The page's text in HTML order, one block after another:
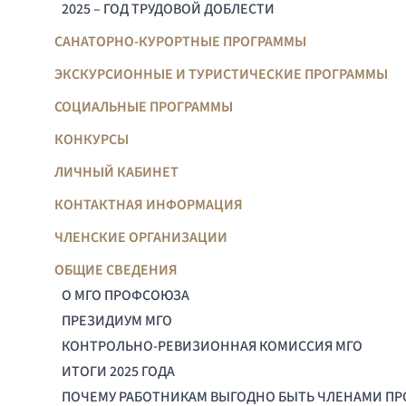
2025 – ГОД ТРУДОВОЙ ДОБЛЕСТИ
САНАТОРНО-КУРОРТНЫЕ ПРОГРАММЫ
ЭКСКУРСИОННЫЕ И ТУРИСТИЧЕСКИЕ ПРОГРАММЫ
СОЦИАЛЬНЫЕ ПРОГРАММЫ
КОНКУРСЫ
ЛИЧНЫЙ КАБИНЕТ
КОНТАКТНАЯ ИНФОРМАЦИЯ
ЧЛЕНСКИЕ ОРГАНИЗАЦИИ
ОБЩИЕ СВЕДЕНИЯ
О МГО ПРОФСОЮЗА
ПРЕЗИДИУМ МГО
КОНТРОЛЬНО-РЕВИЗИОННАЯ КОМИССИЯ МГО
ИТОГИ 2025 ГОДА
ПОЧЕМУ РАБОТНИКАМ ВЫГОДНО БЫТЬ ЧЛЕНАМИ